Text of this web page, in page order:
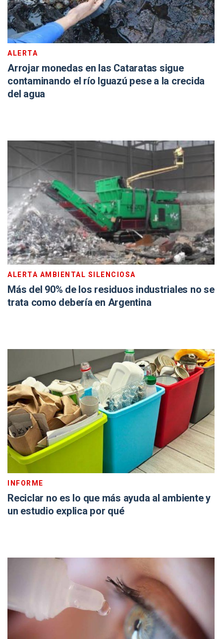
ALERTA
Arrojar monedas en las Cataratas sigue
contaminando el río Iguazú pese a la crecida
del agua
ALERTA AMBIENTAL SILENCIOSA
Más del 90% de los residuos industriales no se
trata como debería en Argentina
INFORME
Reciclar no es lo que más ayuda al ambiente y
un estudio explica por qué